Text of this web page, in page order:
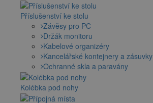
Příslušenství ke stolu
Závěsy pro PC
Držák monitoru
Kabelové organizéry
Kancelářské kontejnery a zásuvky
Ochranné skla a paravány
Kolébka pod nohy